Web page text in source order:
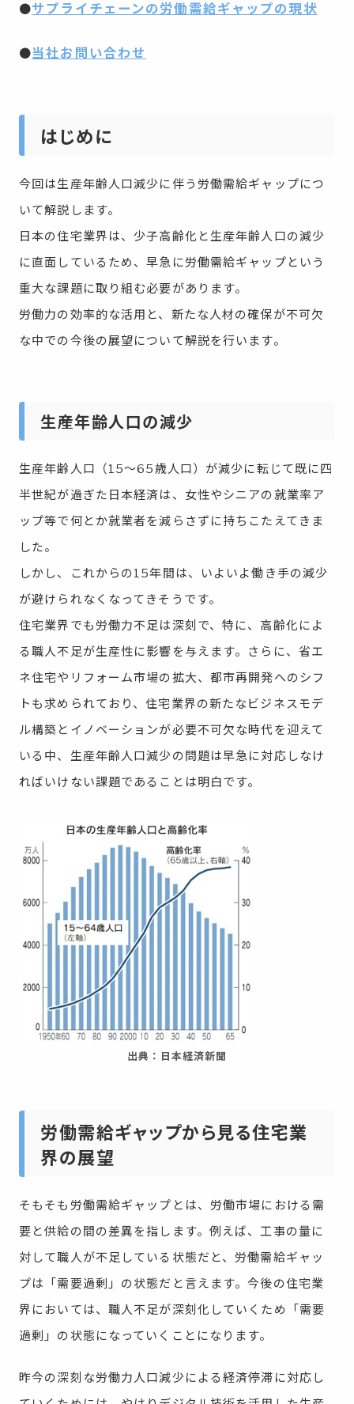
●サプライチェーンの労働需給ギャップの現状
●当社お問い合わせ
はじめに
今回は生産年齢人口減少に伴う労働需給ギャップにつ
いて解説します。
日本の住宅業界は、少子高齢化と生産年齢人口の減少
に直面しているため、早急に労働需給ギャップという
重大な課題に取り組む必要があります。
労働力の効率的な活用と、新たな人材の確保が不可欠
な中での今後の展望について解説を行います。
生産年齢人口の減少
生産年齢人口（15～65歳人口）が減少に転じて既に四
半世紀が過ぎた日本経済は、女性やシニアの就業率ア
ップ等で何とか就業者を減らさずに持ちこたえてきま
した。
しかし、これからの15年間は、いよいよ働き手の減少
が避けられなくなってきそうです。
住宅業界でも労働力不足は深刻で、特に、高齢化によ
る職人不足が生産性に影響を与えます。さらに、省エ
ネ住宅やリフォーム市場の拡大、都市再開発へのシフ
トも求められており、住宅業界の新たなビジネスモデ
ル構築とイノベーションが必要不可欠な時代を迎えて
いる中、生産年齢人口減少の問題は早急に対応しなけ
ればいけない課題であることは明白です。
出典：日本経済新聞
労働需給ギャップから見る住宅業
界の展望
そもそも労働需給ギャップとは、労働市場における需
要と供給の間の差異を指します。例えば、工事の量に
対して職人が不足している状態だと、労働需給ギャッ
プは「需要過剰」の状態だと言えます。今後の住宅業
界においては、職人不足が深刻化していくため「需要
過剰」の状態になっていくことになります。
昨今の深刻な労働力人口減少による経済停滞に対応し